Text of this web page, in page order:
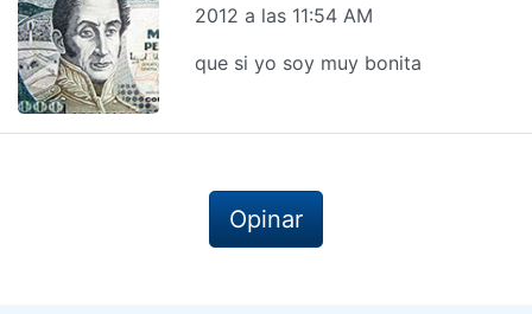
2012 a las 11:54 AM
que si yo soy muy bonita
Opinar